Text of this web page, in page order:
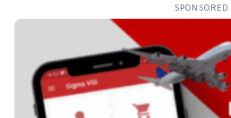
SPONSORED